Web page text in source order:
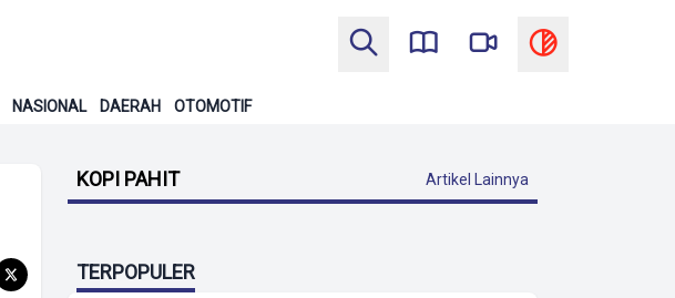
NASIONAL DAERAH OTOMOTIF
KOPI PAHIT Artikel Lainnya
TERPOPULER